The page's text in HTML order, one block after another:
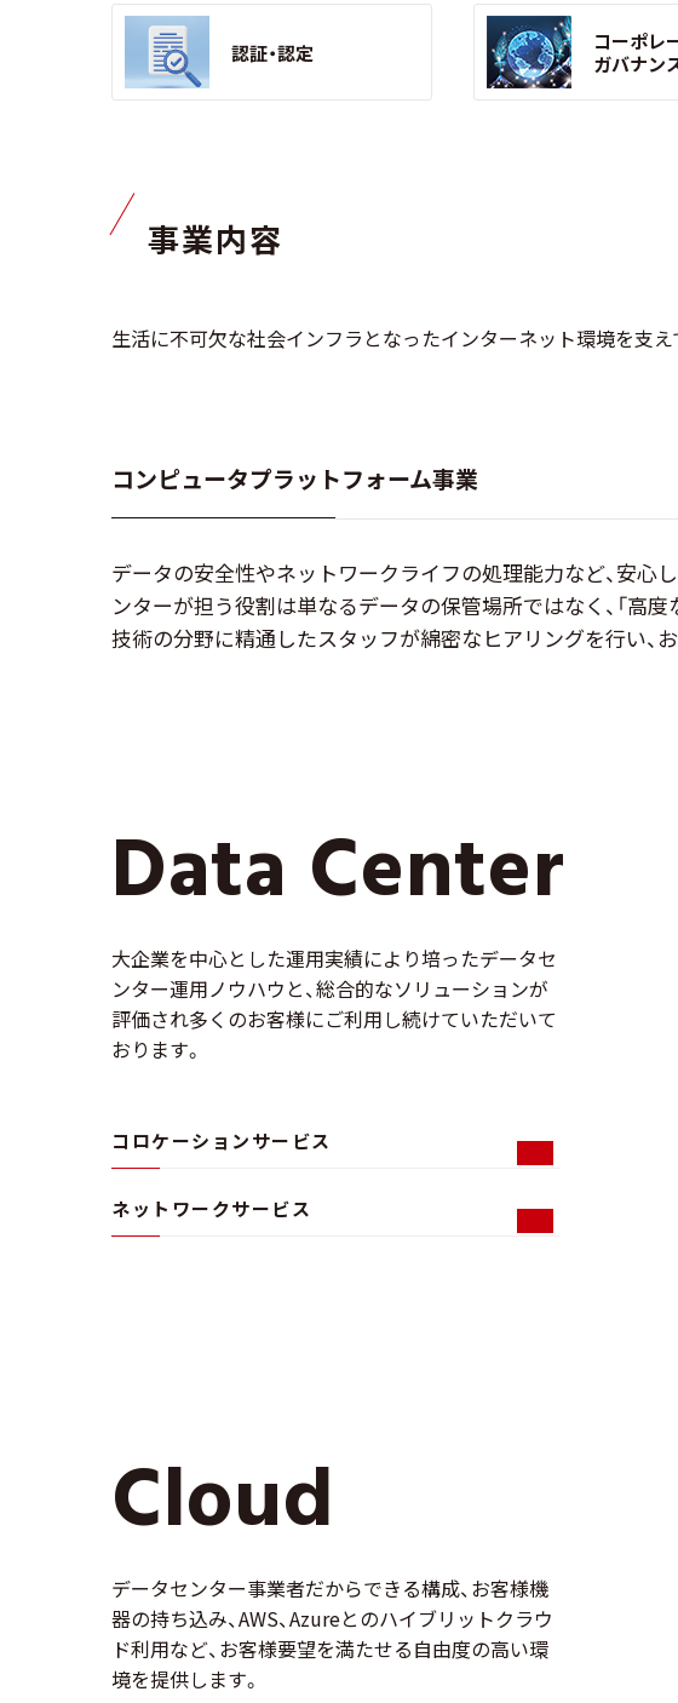
認証・認定
コーポレ
ガバナン
事業内容
生活に不可欠な社会インフラとなったインターネット環境を支
コンピュータプラットフォーム事業
データの安全性やネットワークライフの処理能力など、安心
ンターが担う役割は単なるデータの保管場所ではなく、「高
技術の分野に精通したスタッフが綿密なヒアリングを行い、
Data Center
大企業を中心とした運用実績により培ったデータセ
ンター運用ノウハウと、総合的なソリューションが
評価され多くのお客様にご利用し続けていただいて
おります。
コロケーションサービス
ネットワークサービス
Cloud
データセンター事業者だからできる構成、お客様機
器の持ち込み、AWS、Azureとのハイブリットクラウ
ド利用など、お客様要望を満たせる自由度の高い環
境を提供します。